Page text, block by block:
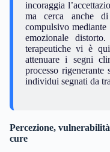
incoraggia
ma cerca anche
compulsivo
emozionale
terapeutiche vi è
attenuare i segni
processo
individui segnati da
Percezione,
cure